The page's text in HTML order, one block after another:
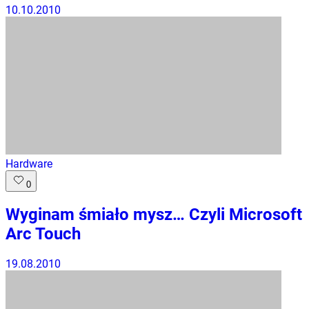
10.10.2010
Hardware
0
Wyginam śmiało mysz… Czyli Microsoft
Arc Touch
19.08.2010